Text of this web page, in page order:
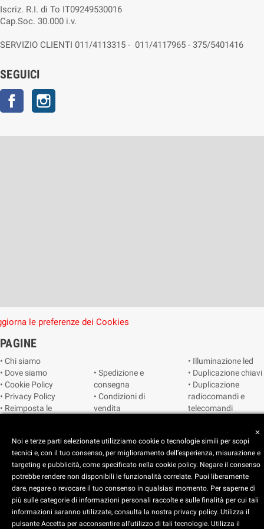
Iscriz. R.I. di To IT09249530016
Cap.Soc. 30.000 i.v.
SERVIZIO CLIENTI 011/4113315 - 011/4117965 - 375/5401416
SEGUICI
Facebook
le preferenze dei Cookies
PAGINE
• Chi siamo
• Dove siamo
• Cookie Policy
• Privacy Policy
• Reimposta le
• Spedizione e
consegna
• Condizioni di
vendita
• Illuminazione led
• Duplicazione chiavi
• Duplicazione
radiocomandi e
telecomandi
• Video sorveglianza
Copyright © 2025 CEART | Negozio di elettronica Torino
C.E.A.R.T. Elettronica
4.5starstarstarstar star_half
close
Noi e terze parti selezionate utilizziamo cookie o tecnologie simili per scopi
tecnici e, con il tuo consenso, per miglioramento dell’esperienza, misurazione e
targeting e pubblicità, come specificato nella cookie policy. Negare il consenso
potrebbe rendere non disponibili le funzionalità correlate. Puoi liberamente
dare, negare o revocare il tuo consenso in qualsiasi momento. Per saperne di
più sulle categorie di informazioni personali raccolte e sulle finalità per cui tali
informazioni saranno utilizzate, consulta la nostra privacy policy. Utilizza il
pulsante Accetta per acconsentire all’utilizzo di tali tecnologie. Utilizza il